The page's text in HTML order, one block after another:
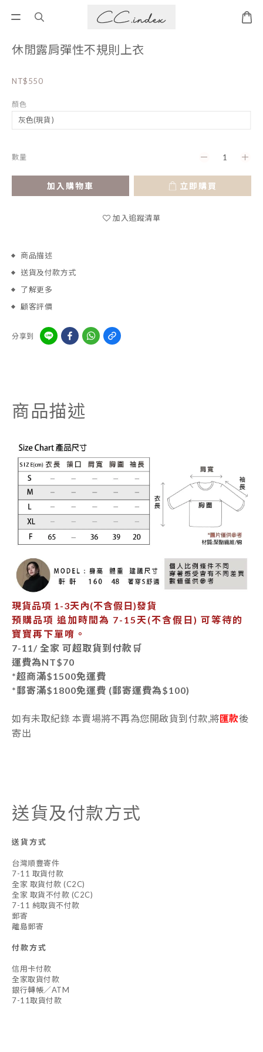
休閒露肩彈性不規則上衣
NT$550
顏色
數量
加入購物車 立即購買
加入追蹤清單
商品描述
送貨及付款方式
了解更多
顧客評價
分享到
商品描述
現貨品項 1-3天內(不含假日)發貨
預購品項 追加時間為 7-15天 (不含假日) 可等待的
寶寶再下單唷。
7-11/ 全家 可超取貨到付款🛒
運費為NT$70
*超商滿$1500免運費
*郵寄滿$1800免運費 (郵寄運費為$100)
如有未取紀錄 本賣場將不再為您開啟貨到付款,將匯款後
寄出
送貨及付款方式
送貨方式
台灣順豐寄件
7-11 取貨付款
全家 取貨付款 (C2C)
全家 取貨不付款 (C2C)
7-11 純取貨不付款
郵寄
離島郵寄
付款方式
信用卡付款
全家取貨付款
銀行轉帳／ATM
7-11取貨付款